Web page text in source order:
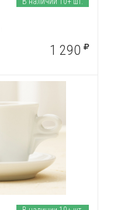
1 290